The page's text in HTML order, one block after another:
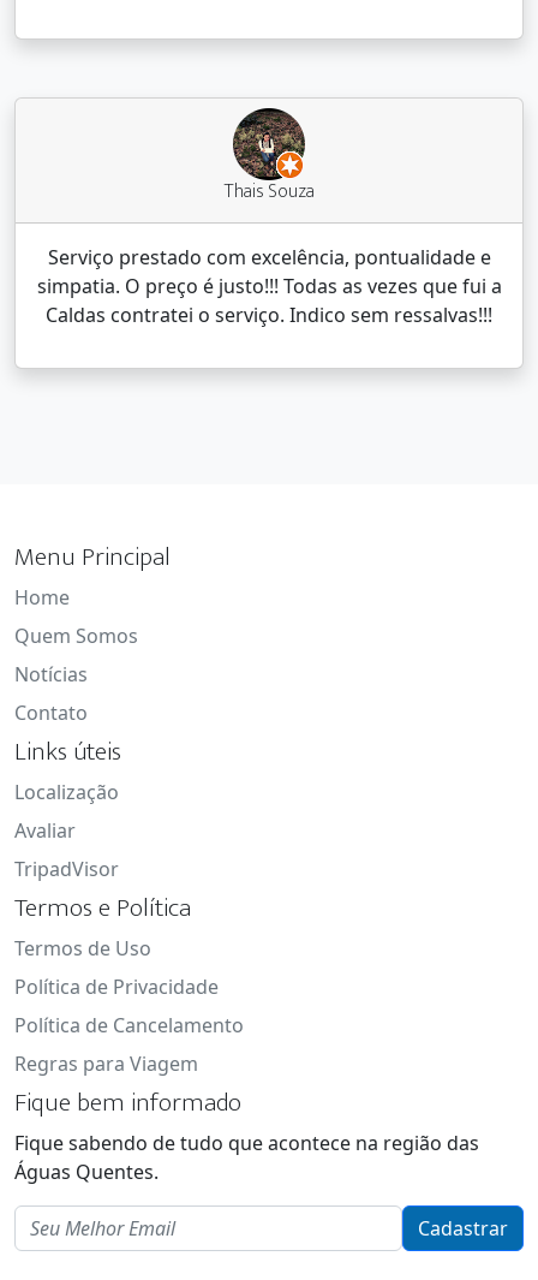
Thais Souza
Serviço prestado com excelência, pontualidade e
simpatia. O preço é justo!!! Todas as vezes que fui a
Caldas contratei o serviço. Indico sem ressalvas!!!
Menu Principal
Home
Quem Somos
Notícias
Contato
Links úteis
Localização
Avaliar
TripadVisor
Termos e Política
Termos de Uso
Política de Privacidade
Política de Cancelamento
Regras para Viagem
Fique bem informado
Fique sabendo de tudo que acontece na região das
Águas Quentes.
Email
Cadastrar